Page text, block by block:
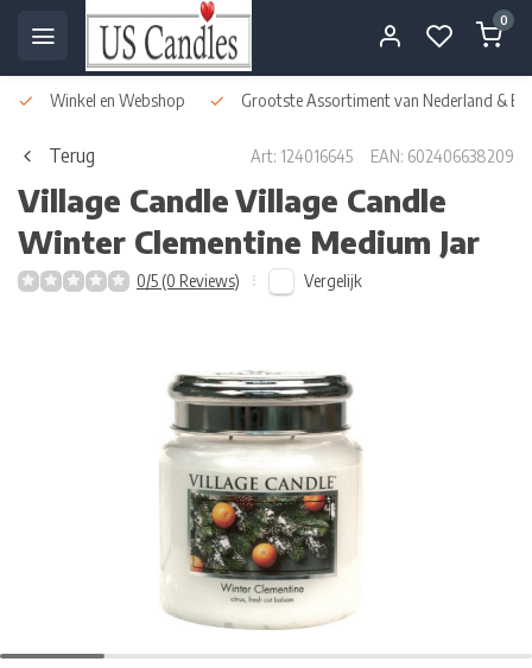
0
Winkel en Webshop Grootste Assortiment van Nederland &
Terug Art: 124016645 EAN: 602406638209
Village CandleVillage Candle
Winter Clementine Medium Jar
0/5 (0 Reviews) Vergelijk